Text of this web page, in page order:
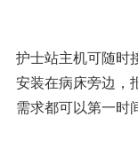
护士站主机可随时
安装在病床旁边，
需求都可以第一时